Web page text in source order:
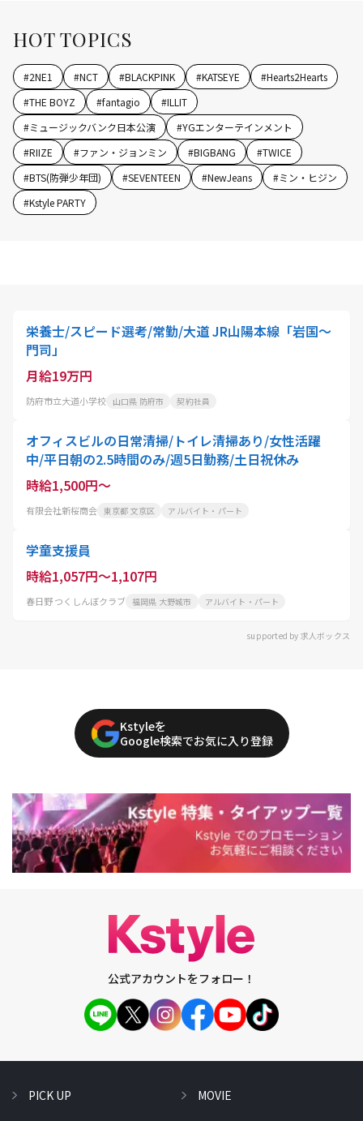
HOT TOPICS
#2NE1 #NCT #BLACKPINK #KATSEYE #Hearts2Hearts
#THE BOYZ #fantagio #ILLIT
#ミュージックバンク日本公演 #YGエンターテインメント
#RIIZE #ファン・ジョンミン #BIGBANG #TWICE
#BTS(防弾少年団) #SEVENTEEN #NewJeans #ミン・ヒジン
#Kstyle PARTY
栄養士/スピード選考/常勤/大道 JR山陽本線「岩国～
門司」
月給19万円
防府市立大道小学校 山口県 防府市 契約社員
オフィスビルの日常清掃/トイレ清掃あり/女性活躍
中/平日朝の2.5時間のみ/週5日勤務/土日祝休み
時給1,500円～
有限会社新桜商会 東京都 文京区 アルバイト・パート
学童支援員
時給1,057円～1,107円
春日野 つくしんぼクラブ 福岡県 大野城市 アルバイト・パート
supported by 求人ボックス
Kstyleを
Google検索でお気に入り登録
公式アカウントをフォロー！
PICK UP
MOVIE